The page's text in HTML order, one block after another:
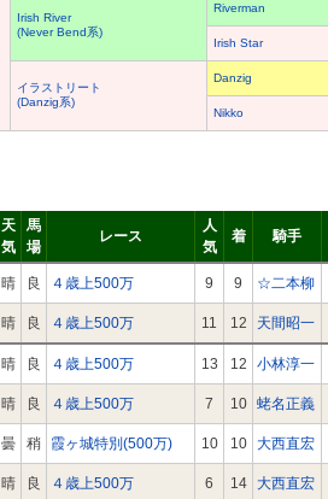
Irish River
(Never Bend系)
Riverman
Irish Star
イラストリート
(Danzig系)
Danzig
Nikko
天
気
馬
場
レース
人
気
着 騎手
晴 良 ４歳上500万 9 9 ☆二本柳
晴 良 ４歳上500万 11 12 天間昭一
晴 良 ４歳上500万 13 12 小林淳一
晴 良 ４歳上500万 7 10 蛯名正義
曇 稍 霞ヶ城特別(500万) 10 10 大西直宏
晴 良 ４歳上500万 6 14 大西直宏